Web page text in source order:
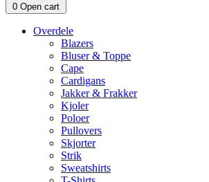
0 Open cart
Overdele
Blazers
Bluser & Toppe
Cape
Cardigans
Jakker & Frakker
Kjoler
Poloer
Pullovers
Skjorter
Strik
Sweatshirts